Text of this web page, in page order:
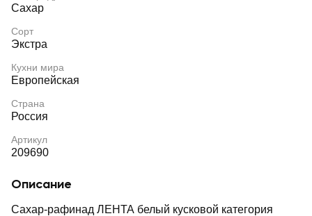
Сахар
Сорт
Экстра
Кухни мира
Европейская
Страна
Россия
Артикул
209690
Описание
Сахар-рафинад ЛЕНТА белый кусковой категория